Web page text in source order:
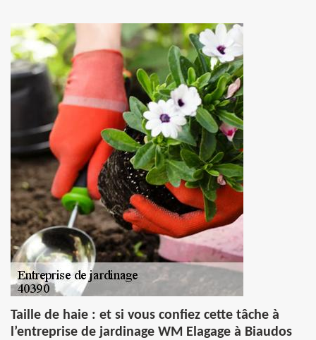
Taille de haie : et si vous confiez cette tâche à
l’entreprise de jardinage WM Elagage à Biaudos